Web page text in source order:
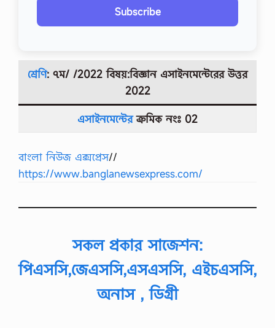
Subscribe
শ্রেণি: ৭ম/ /2022 বিষয়:বিজ্ঞান এসাইনমেন্টেরের উত্তর
2022
এসাইনমেন্টেরক্রমিক নংঃ 02
বাংলা নিউজ এক্সপ্রেস//
https://www.banglanewsexpress.com/
সকল প্রকার সাজেশন:
পিএসসি,জেএসসি,এসএসসি, এইচএসসি,
অনাস , ডিগ্রী